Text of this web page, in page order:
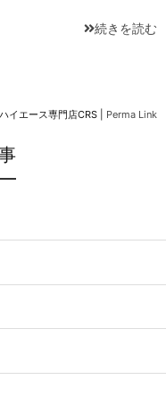
続きを読む
ハイエース専門店CRS Perma Link